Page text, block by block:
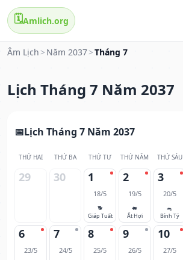
🗓️Amlich.org
Âm Lịch > Năm 2037>Tháng 7
Lịch Tháng 7 Năm 2037
Lịch Tháng 7 Năm 2037
THỨ HAI THỨ BA THỨ TƯ THỨ NĂM THỨ SÁU
29 30 1
18/5
🐕
Giáp Tuất
2
19/5
🐖
Ất Hợi
3
20/5
🐀
Bính Tý
6
23/5
7
24/5
8
25/5
9
26/5
10
27/5